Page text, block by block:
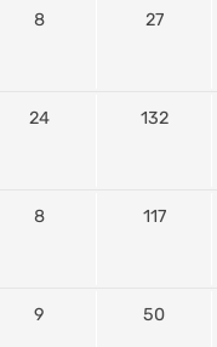
8 27
24 132
8 117
9 50